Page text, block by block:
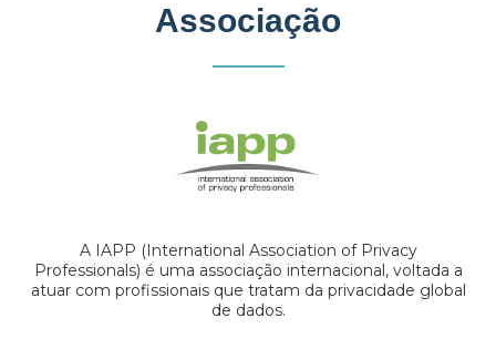
Associação
A IAPP (International Association of Privacy
Professionals) é uma associação internacional, voltada a
atuar com profissionais que tratam da privacidade global
de dados.